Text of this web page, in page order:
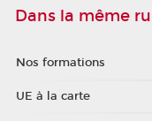
Dans la même
Nos formations
UE à la carte